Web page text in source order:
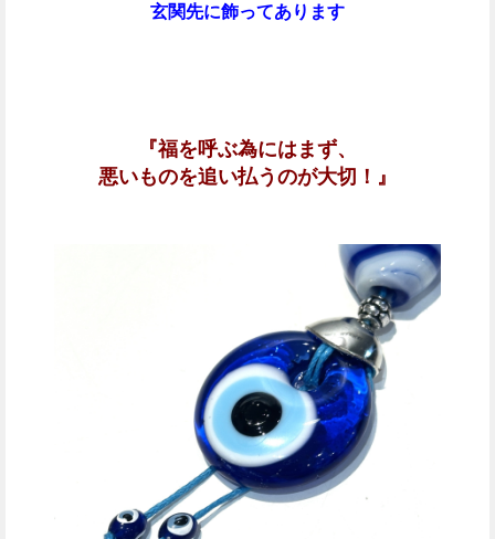
玄関先に飾ってあります
『福を呼ぶ為にはまず、
悪いものを追い払うのが大切！』